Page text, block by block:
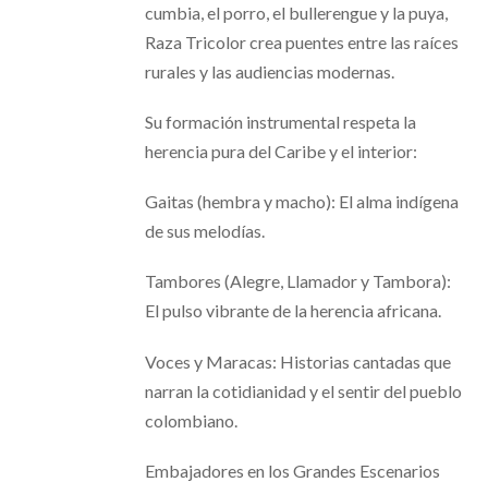
cumbia, el porro, el bullerengue y la puya,
Raza Tricolor crea puentes entre las raíces
rurales y las audiencias modernas.
Su formación instrumental respeta la
herencia pura del Caribe y el interior:
Gaitas (hembra y macho): El alma indígena
de sus melodías.
Tambores (Alegre, Llamador y Tambora):
El pulso vibrante de la herencia africana.
Voces y Maracas: Historias cantadas que
narran la cotidianidad y el sentir del pueblo
colombiano.
Embajadores en los Grandes Escenarios